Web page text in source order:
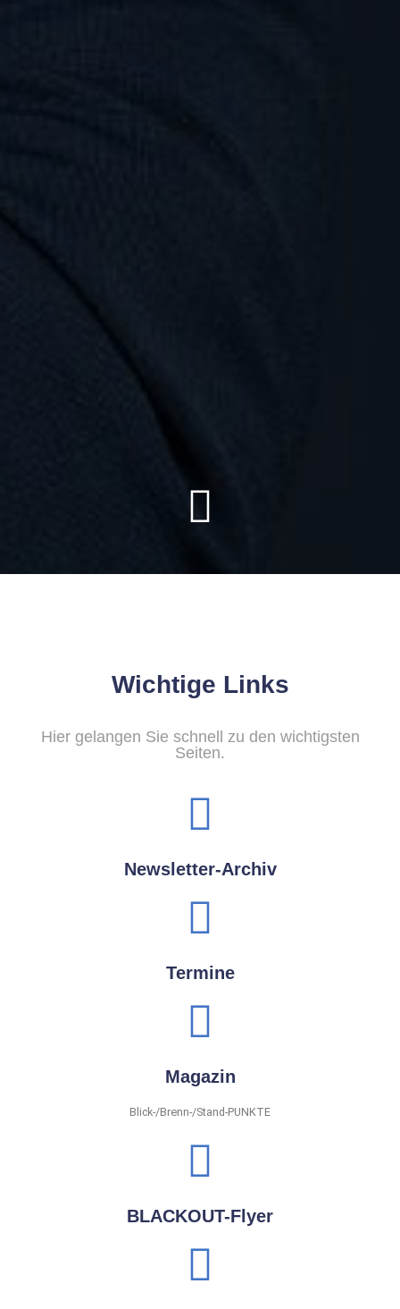
Wichtige Links
Hier gelangen Sie schnell zu den wichtigsten
Seiten.
Newsletter-Archiv
Termine
Magazin
Blick-/Brenn-/Stand-PUNKTE
BLACKOUT-Flyer